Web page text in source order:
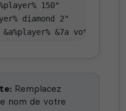
150"
diamond 2"
&a%player% &7a voté pour
reçu 150$ et 2
Remplacez
nom de votre